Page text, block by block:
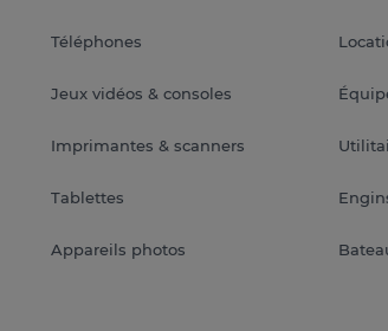
Téléphones
Jeux vidéos & consoles
Imprimantes & scanners
Tablettes
Appareils photos